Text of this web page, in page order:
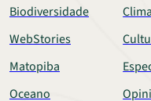
Biodiversidade
Clima
WebStories
Matopiba
Oceano